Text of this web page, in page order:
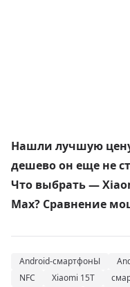
Нашли лучшую цену
дешево он еще не
Что выбрать —
Max? Сравнение
Android-смартфонЫ
NFC
Xiaomi 15T